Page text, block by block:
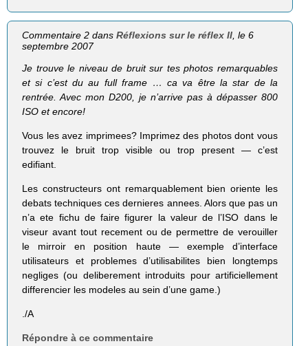
Commentaire 2 dansRéflexions sur le réflex II , le 6
septembre 2007
Je trouve le niveau de bruit sur tes photos remarquables
et si c’est du au full frame … ca va être la star de la
rentrée. Avec mon D200, je n’arrive pas à dépasser 800
ISO et encore!
Vous les avez imprimees? Imprimez des photos dont vous
trouvez le bruit trop visible ou trop present — c’est
edifiant.
Les constructeurs ont remarquablement bien oriente les
debats techniques ces dernieres annees. Alors que pas un
n’a ete fichu de faire figurer la valeur de l’ISO dans le
viseur avant tout recement ou de permettre de verouiller
le mirroir en position haute — exemple d’interface
utilisateurs et problemes d’utilisabilites bien longtemps
negliges (ou deliberement introduits pour artificiellement
differencier les modeles au sein d’une game.)
./A
Répondre à ce commentaire